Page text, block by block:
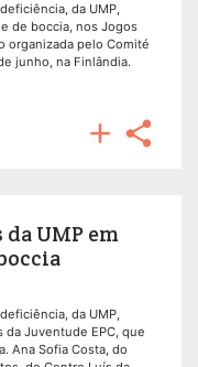
da UMP,
de boccia, nos Jogos
organizada pelo Comité
junho, na Finlândia.
 
UMP em
da UMP,
Juventude EPC, que
Ana Sofia Costa, do